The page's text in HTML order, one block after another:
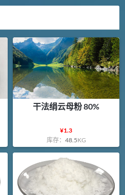
干法绢云母粉 80%
¥1.3
库存： 48.5KG